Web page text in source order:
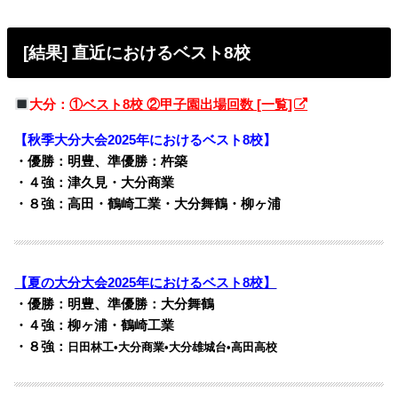
[結果] 直近におけるベスト8校
大分：①ベスト8校 ②甲子園出場回数 [一覧]
【秋季大分大会2025年におけるベスト8校】
・優勝：明豊、準優勝：杵築
・４強：津久見・大分商業
・８強：高田・鶴崎工業・大分舞鶴・柳ヶ浦
【夏の大分大会2025年におけるベスト8校】
・優勝：明豊、準優勝：大分舞鶴
・４強：柳ヶ浦・鶴崎工業
・８強： 日田林工•大分商業•大分雄城台•高田高校